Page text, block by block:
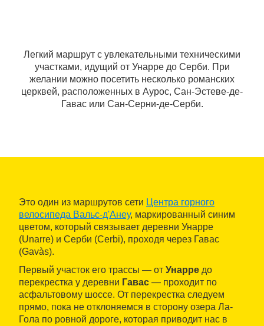
Легкий маршрут с увлекательными техническими
участками, идущий от Унарре до Серби. При
желании можно посетить несколько романских
церквей, расположенных в Аурос, Сан-Эстеве-де-
Гавас или Сан-Серни-де-Серби.
Это один из маршрутов сети Центра горного
велосипеда Вальс-д'Анеу, маркированный синим
цветом, который связывает деревни Унарре
(Unarre) и Серби (Cerbi), проходя через Гавас
(Gavàs).
Первый участок его трассы — от Унарре до
перекрестка у деревни Гавас — проходит по
асфальтовому шоссе. От перекрестка следуем
прямо, пока не отклоняемся в сторону озера Ла-
Гола по ровной дороге, которая приводит нас в